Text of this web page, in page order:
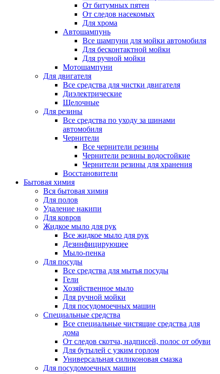
От битумных пятен
От следов насекомых
Для хрома
Автошампунь
Все шампуни для мойки автомобиля
Для бесконтактной мойки
Для ручной мойки
Мотошампуни
Для двигателя
Все средства для чистки двигателя
Диэлектрические
Щелочные
Для резины
Все средства по уходу за шинами
автомобиля
Чернители
Все чернители резины
Чернители резины водостойкие
Чернители резины для хранения
Восстановители
Бытовая химия
Вся бытовая химия
Для полов
Удаление накипи
Для ковров
Жидкое мыло для рук
Все жидкое мыло для рук
Дезинфицирующее
Мыло-пенка
Для посуды
Все средства для мытья посуды
Гели
Хозяйственное мыло
Для ручной мойки
Для посудомоечных машин
Специальные средства
Все специальные чистящие средства для
дома
От следов скотча, надписей, полос от обуви
Для бутылей с узким горлом
Универсальная силиконовая смазка
Для посудомоечных машин